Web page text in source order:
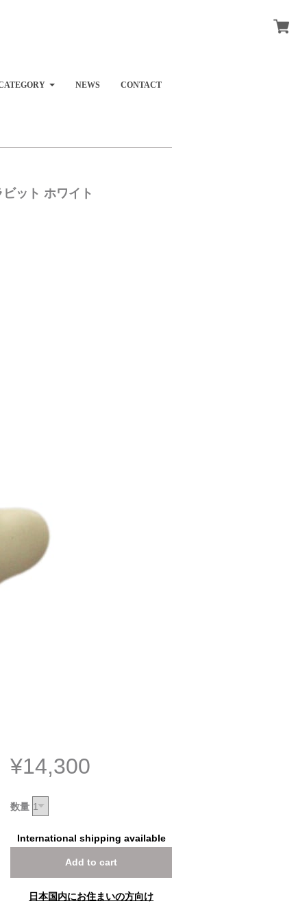
NEWS CONTACT
ット ホワイト
¥14,300
数量
International shipping available
Add to cart
日本国内にお住まいの方向け